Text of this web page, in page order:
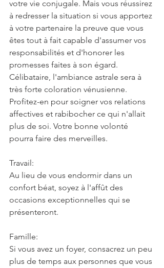
votre vie conjugale. Mais vous réussirez
à redresser la situation si vous apportez
à votre partenaire la preuve que vous
êtes tout à fait capable d'assumer vos
responsabilités et d'honorer les
promesses faites à son égard.
Célibataire, l'ambiance astrale sera à
très forte coloration vénusienne.
Profitez-en pour soigner vos relations
affectives et rabibocher ce qui n'allait
plus de soi. Votre bonne volonté
pourra faire des merveilles.
Travail:
Au lieu de vous endormir dans un
confort béat, soyez à l'affût des
occasions exceptionnelles qui se
présenteront.
Famille:
Si vous avez un foyer, consacrez un peu
plus de temps aux personnes que vous